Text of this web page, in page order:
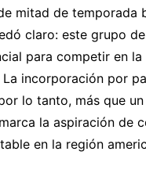
mitad de temporada
claro: este grupo
para competir en la
La incorporación por
lo tanto, más que
la aspiración de
en la región